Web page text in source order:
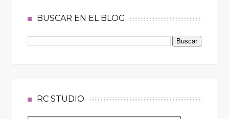
BUSCAR EN EL BLOG
RC STUDIO